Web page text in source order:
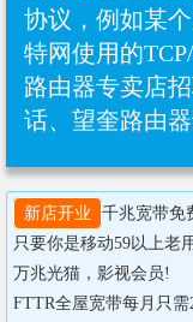
协议，例如某
特网使用的
路由器专卖店
话、望奎路由
新店开业
千兆宽带免
只要你是移动59以上老
万兆光猫，影视会员!
FTTR全屋宽带每月只